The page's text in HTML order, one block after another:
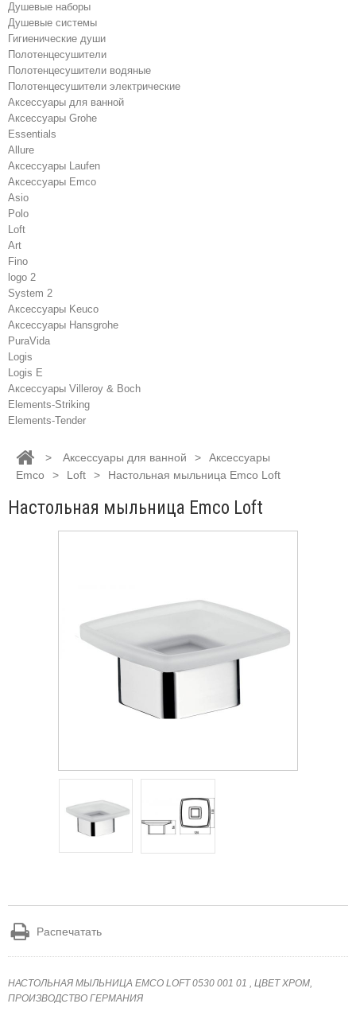
Душевые наборы
Душевые системы
Гигиенические души
Полотенцесушители
Полотенцесушители водяные
Полотенцесушители электрические
Аксессуары для ванной
Аксессуары Grohe
Essentials
Allure
Аксессуары Laufen
Аксессуары Emco
Asio
Polo
Loft
Art
Fino
logo 2
System 2
Аксессуары Keuco
Аксессуары Hansgrohe
PuraVida
Logis
Logis E
Аксессуары Villeroy & Boch
Elements-Striking
Elements-Tender
> Аксессуары для ванной >
Аксессуары
Emco
> Loft > Настольная мыльница Emco Loft
Настольная мыльница Emco Loft
Распечатать
НАСТОЛЬНАЯ МЫЛЬНИЦА EMCO LOFT 0530 001 01 , ЦВЕТ ХРОМ,
ПРОИЗВОДСТВО ГЕРМАНИЯ